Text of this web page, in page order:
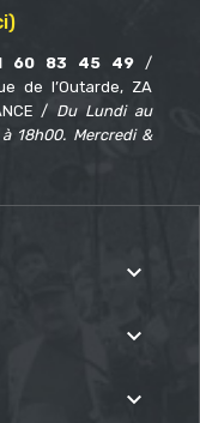
60 83 45 49 /
de l’Outarde, ZA
/ Du Lundi au
18h00. Mercredi &


